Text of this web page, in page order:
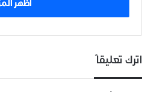
اظهر
اترك تعليقاً